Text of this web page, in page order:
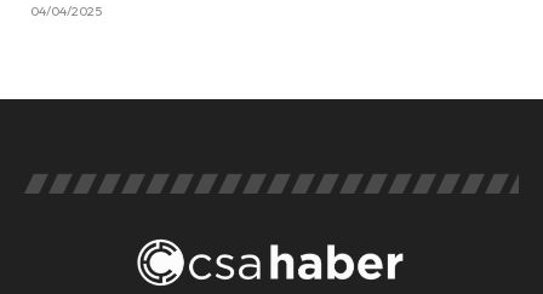
04/04/2025